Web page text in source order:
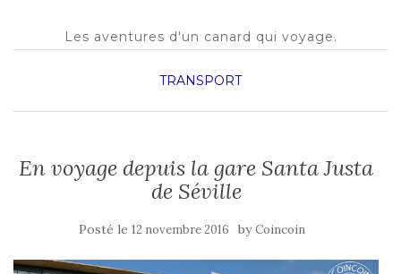
Les aventures d'un canard qui voyage.
TRANSPORT
En voyage depuis la gare Santa Justa
de Séville
Posté le 12 novembre 2016 byCoincoin